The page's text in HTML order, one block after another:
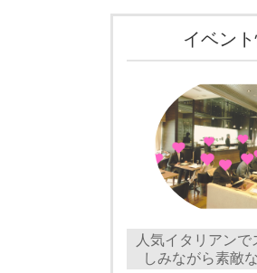
イベン
人気イタリアンで
しみながら素敵